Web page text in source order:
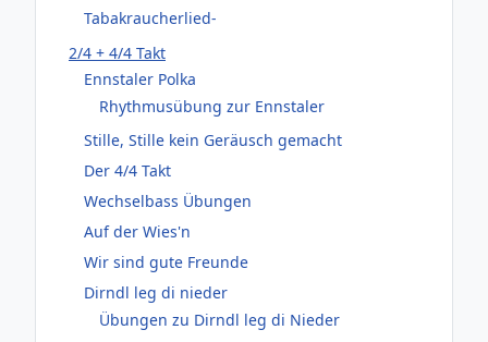
Tabakraucherlied-
2/4 + 4/4 Takt
Ennstaler Polka
Rhythmusübung zur Ennstaler
Stille, Stille kein Geräusch gemacht
Der 4/4 Takt
Wechselbass Übungen
Auf der Wies'n
Wir sind gute Freunde
Dirndl leg di nieder
Übungen zu Dirndl leg di Nieder